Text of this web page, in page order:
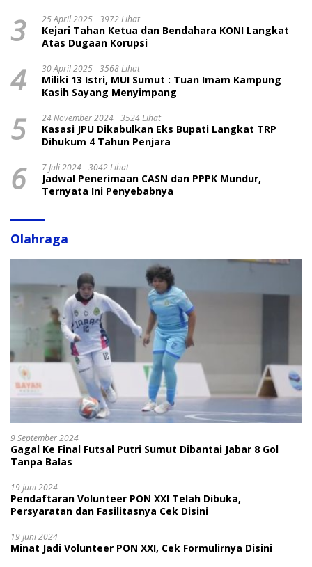
3 25 April 2025 3972 Lihat
Kejari Tahan Ketua dan Bendahara KONI Langkat
Atas Dugaan Korupsi
4 30 April 2025 3568 Lihat
Miliki 13 Istri, MUI Sumut : Tuan Imam Kampung
Kasih Sayang Menyimpang
5 24 November 2024 3524 Lihat
Kasasi JPU Dikabulkan Eks Bupati Langkat TRP
Dihukum 4 Tahun Penjara
6 7 Juli 2024 3042 Lihat
Jadwal Penerimaan CASN dan PPPK Mundur,
Ternyata Ini Penyebabnya
Olahraga
9 September 2024
Gagal Ke Final Futsal Putri Sumut Dibantai Jabar 8 Gol
Tanpa Balas
19 Juni 2024
Pendaftaran Volunteer PON XXI Telah Dibuka,
Persyaratan dan Fasilitasnya Cek Disini
19 Juni 2024
Minat Jadi Volunteer PON XXI, Cek Formulirnya Disini